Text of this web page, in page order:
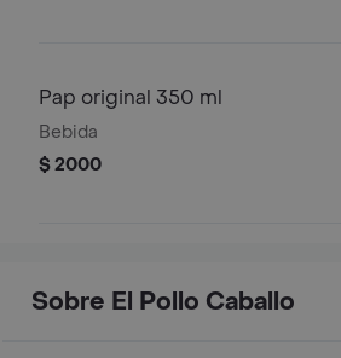
Pap original 350 ml
Bebida
$ 2000
Sobre El Pollo Caballo